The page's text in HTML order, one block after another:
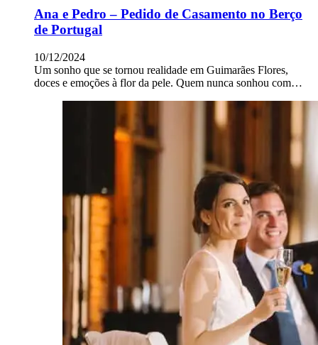
Ana e Pedro – Pedido de Casamento no Berço
de Portugal
10/12/2024
Um sonho que se tornou realidade em Guimarães Flores,
doces e emoções à flor da pele. Quem nunca sonhou com…